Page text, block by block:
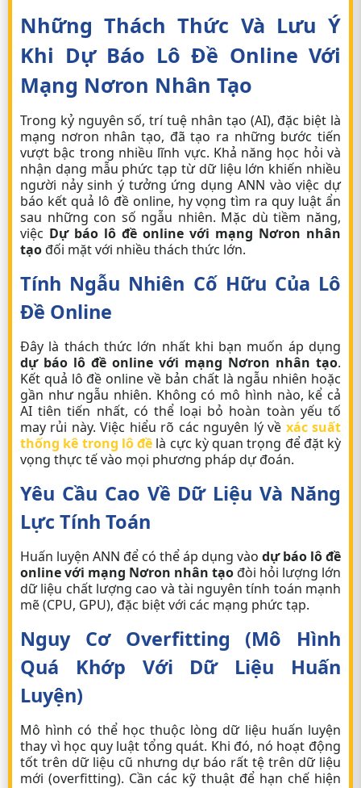
Những Thách Thức Và Lưu Ý
Khi Dự Báo Lô Đề Online Với
Mạng Nơron Nhân Tạo
Trong kỷ nguyên số, trí tuệ nhân tạo (AI), đặc biệt là
mạng nơron nhân tạo, đã tạo ra những bước tiến
vượt bậc trong nhiều lĩnh vực. Khả năng học hỏi và
nhận dạng mẫu phức tạp từ dữ liệu lớn khiến nhiều
người nảy sinh ý tưởng ứng dụng ANN vào việc dự
báo kết quả lô đề online, hy vọng tìm ra quy luật ẩn
sau những con số ngẫu nhiên. Mặc dù tiềm năng,
việc Dự báo lô đề online với mạng Nơron nhân
tạođối mặt với nhiều thách thức lớn.
Tính Ngẫu Nhiên Cố Hữu Của Lô
Đề Online
Đây là thách thức lớn nhất khi bạn muốn áp dụng
dự báo lô đề online với mạng Nơron nhân tạo.
Kết quả lô đề online về bản chất là ngẫu nhiên hoặc
gần như ngẫu nhiên. Không có mô hình nào, kể cả
AI tiên tiến nhất, có thể loại bỏ hoàn toàn yếu tố
may rủi này. Việc hiểu rõ các nguyên lý về xác suất
thống kê trong lô đề là cực kỳ quan trọng để đặt kỳ
vọng thực tế vào mọi phương pháp dự đoán.
Yêu Cầu Cao Về Dữ Liệu Và Năng
Lực Tính Toán
Huấn luyện ANN để có thể áp dụng vào dự báo lô đề
online với mạng Nơron nhân tạođòi hỏi lượng lớn
dữ liệu chất lượng cao và tài nguyên tính toán mạnh
mẽ (CPU, GPU), đặc biệt với các mạng phức tạp.
Nguy Cơ Overfitting (Mô Hình
Quá Khớp Với Dữ Liệu Huấn
Luyện)
Mô hình có thể học thuộc lòng dữ liệu huấn luyện
thay vì học quy luật tổng quát. Khi đó, nó hoạt động
tốt trên dữ liệu cũ nhưng dự báo rất tệ trên dữ liệu
mới (overfitting). Cần các kỹ thuật để hạn chế hiện